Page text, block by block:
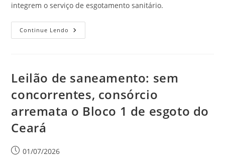
integrem o serviço de esgotamento sanitário.
Continue Lendo
Leilão de saneamento: sem
concorrentes, consórcio
arremata o Bloco 1 de esgoto do
Ceará
01/07/2026